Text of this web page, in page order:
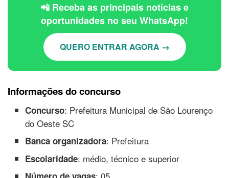
📲 Receba as principais notícias e
oportunidades no seu WhatsApp!
QUERO ENTRAR AGORA →
Informações do concurso
Concurso: Prefeitura Municipal de São Lourenço
do Oeste SC
Banca organizadora: Prefeitura
Escolaridade: médio, técnico e superior